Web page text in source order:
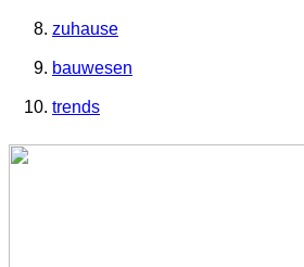
zuhause
bauwesen
trends